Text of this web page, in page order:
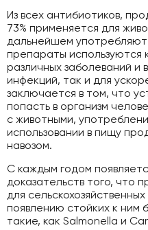
Из всех антибиотиков,
73% применяется для
дальнейшем
препараты используются
различных заболеваний и
инфекций, так и для
заключается в том, что
попасть в организм
с животными,
использовании в пищу
навозом.
С каждым годом
доказательств того, что
для
появлению стойких к ним
такие, как Salmonella и